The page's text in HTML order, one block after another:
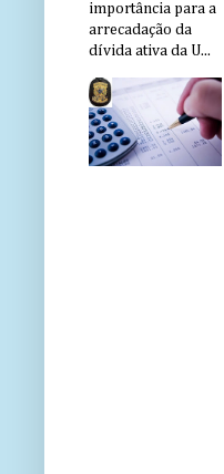
importância para a
arrecadação da
dívida ativa da U...